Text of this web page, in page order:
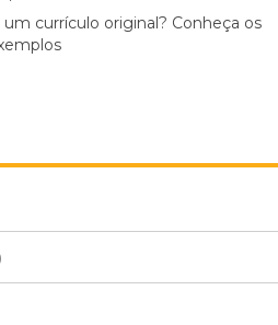
currículo original? Conheça os